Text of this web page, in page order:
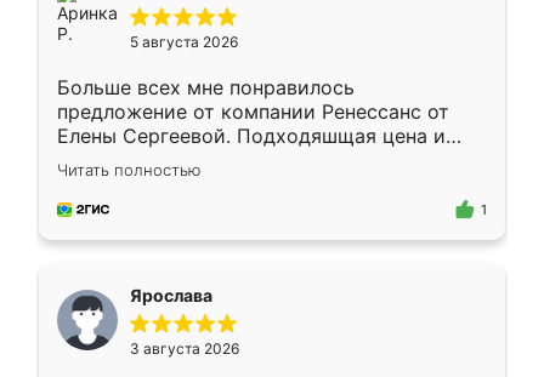
5 августа 2026
Больше всех мне понравилось
предложение от компании Ренессанс от
Елены Сергеевой. Подходяшщая цена и
короткие сроки изготовления. Приехавший
для замера сотрудник Владислав
предложил по моему эскизу самый
Читать полностью
1
Ярослава
3 августа 2026